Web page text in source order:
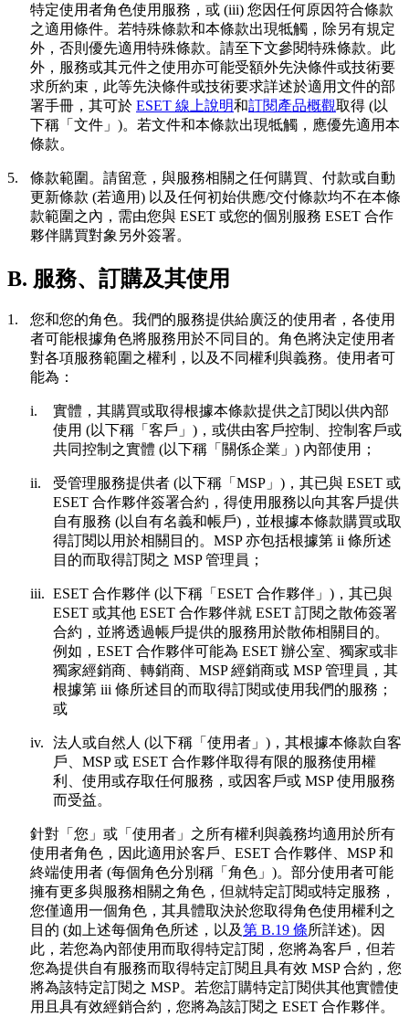
特定使用者角色使用服務，或 (iii) 您因任何原因符合條款
之適用條件。若特殊條款和本條款出現牴觸，除另有規定
外，否則優先適用特殊條款。請至下文參閱特殊條款。此
外，服務或其元件之使用亦可能受額外先決條件或技術要
求所約束，此等先決條件或技術要求詳述於適用文件的部
署手冊，其可於 ESET 線上說明和訂閱產品概觀取得 (以
下稱「 文件 」)。若文件和本條款出現牴觸，應優先適用本
條款。
5. 條款範圍。 請留意，與服務相關之任何購買、付款或自動
更新條款 (若適用) 以及任何初始供應/交付條款均不在本條
款範圍之內，需由您與 ESET 或您的個別服務 ESET 合作
夥伴購買對象另外簽署。
B. 服務、訂購及其使用
1. 您和您的角色。 我們的服務提供給廣泛的使用者，各使用
者可能根據角色將服務用於不同目的。角色將決定使用者
對各項服務範圍之權利，以及不同權利與義務。使用者可
能為：
i.
實體，其購買或取得根據本條款提供之訂閱以供內部
使用 (以下稱「 客戶 」)，或供由客戶控制、控制客戶或
共同控制之實體 (以下稱「 關係企業 」) 內部使用；
ii. 受管理服務提供者 (以下稱「 MSP 」)，其已與 ESET 或
ESET 合作夥伴簽署合約，得使用服務以向其客戶提供
自有服務 (以自有名義和帳戶)，並根據本條款購買或取
得訂閱以用於相關目的。MSP 亦包括根據第 ii 條所述
目的而取得訂閱之 MSP 管理員；
iii. ESET 合作夥伴 (以下稱「 ESET 合作夥伴 」)，其已與
ESET 或其他 ESET 合作夥伴就 ESET 訂閱之散佈簽署
合約，並將透過帳戶提供的服務用於散佈相關目的。
例如，ESET 合作夥伴可能為 ESET 辦公室、獨家或非
獨家經銷商、轉銷商、MSP 經銷商或 MSP 管理員，其
根據第 iii 條所述目的而取得訂閱或使用我們的服務；
或
iv. 法人或自然人 (以下稱「 使用者 」)，其根據本條款自客
戶、MSP 或 ESET 合作夥伴取得有限的服務使用權
利、使用或存取任何服務，或因客戶或 MSP 使用服務
而受益。
針對「您」或「使用者」之所有權利與義務均適用於所有
使用者角色，因此適用於客戶、ESET 合作夥伴、MSP 和
終端使用者 (每個角色分別稱「 角色 」)。部分使用者可能
擁有更多與服務相關之角色，但就特定訂閱或特定服務，
您僅適用一個角色，其具體取決於您取得角色使用權利之
目的 (如上述每個角色所述，以及第 B.19 條所詳述)。因
此，若您為內部使用而取得特定訂閱，您將為客戶，但若
您為提供自有服務而取得特定訂閱且具有效 MSP 合約，您
將為該特定訂閱之 MSP。若您訂購特定訂閱供其他實體使
用且具有效經銷合約，您將為該訂閱之 ESET 合作夥伴。